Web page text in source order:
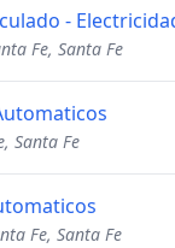
Fe, Santa Fe
Santa Fe
Fe, Santa Fe